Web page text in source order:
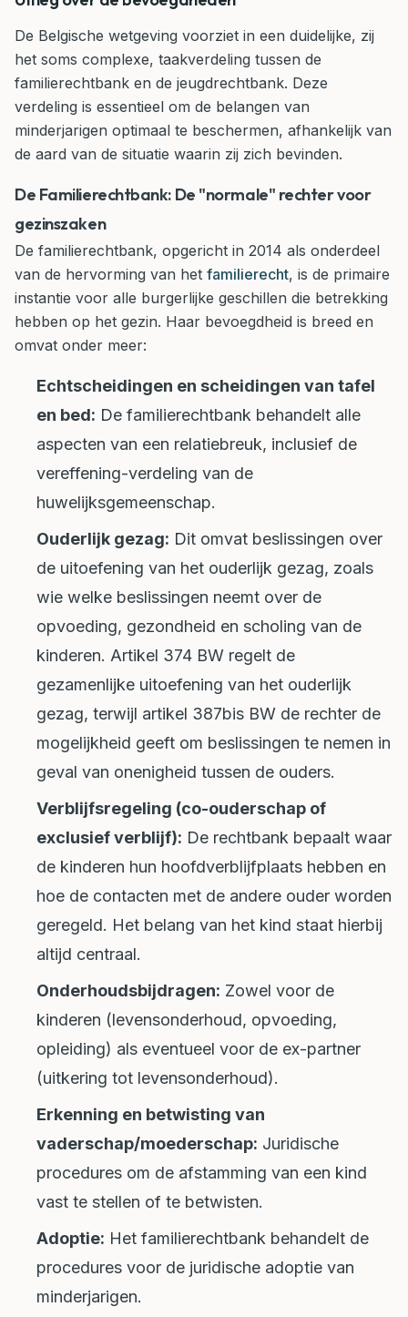
De Belgische wetgeving voorziet in een duidelijke, zij
het soms complexe, taakverdeling tussen de
familierechtbank en de jeugdrechtbank. Deze
verdeling is essentieel om de belangen van
minderjarigen optimaal te beschermen, afhankelijk van
de aard van de situatie waarin zij zich bevinden.
De Familierechtbank: De "normale" rechter voor
gezinszaken
De familierechtbank, opgericht in 2014 als onderdeel
van de hervorming van het familierecht, is de primaire
instantie voor alle burgerlijke geschillen die betrekking
hebben op het gezin. Haar bevoegdheid is breed en
omvat onder meer:
Echtscheidingen en scheidingen van tafel
en bed: De familierechtbank behandelt alle
aspecten van een relatiebreuk, inclusief de
vereffening-verdeling van de
huwelijksgemeenschap.
Ouderlijk gezag: Dit omvat beslissingen over
de uitoefening van het ouderlijk gezag, zoals
wie welke beslissingen neemt over de
opvoeding, gezondheid en scholing van de
kinderen. Artikel 374 BW regelt de
gezamenlijke uitoefening van het ouderlijk
gezag, terwijl artikel 387bis BW de rechter de
mogelijkheid geeft om beslissingen te nemen in
geval van onenigheid tussen de ouders.
Verblijfsregeling (co-ouderschap of
exclusief verblijf): De rechtbank bepaalt waar
de kinderen hun hoofdverblijfplaats hebben en
hoe de contacten met de andere ouder worden
geregeld. Het belang van het kind staat hierbij
altijd centraal.
Onderhoudsbijdragen: Zowel voor de
kinderen (levensonderhoud, opvoeding,
opleiding) als eventueel voor de ex-partner
(uitkering tot levensonderhoud).
Erkenning en betwisting van
vaderschap/moederschap: Juridische
procedures om de afstamming van een kind
vast te stellen of te betwisten.
Adoptie: Het familierechtbank behandelt de
procedures voor de juridische adoptie van
minderjarigen.